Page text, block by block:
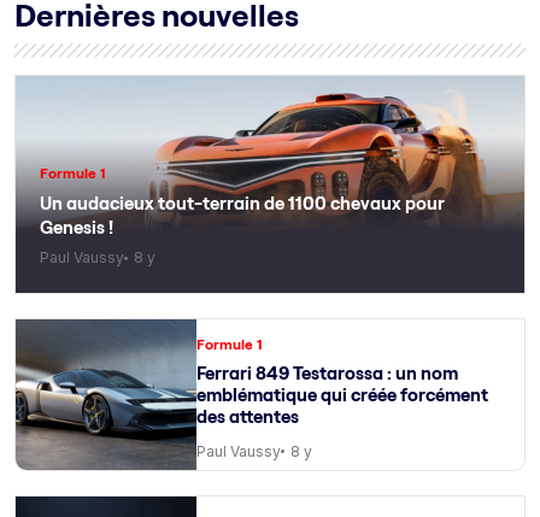
Dernières nouvelles
Formule 1
Un audacieux tout-terrain de 1100 chevaux pour
Genesis !
Paul Vaussy 8 y
Formule 1
Ferrari 849 Testarossa : un nom
emblématique qui créée forcément
des attentes
Paul Vaussy 8 y